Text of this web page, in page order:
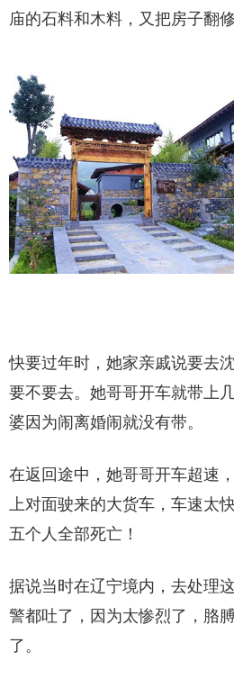
庙的石料和木料，又把房子翻修
快要过年时，她家亲戚说要去
要不要去。她哥哥开车就带上
婆因为闹离婚闹就没有带。
在返回途中，她哥哥开车超速
上对面驶来的大货车，车速太
五个人全部死亡！
据说当时在辽宁境内，去处理
警都吐了，因为太惨烈了，胳
了。